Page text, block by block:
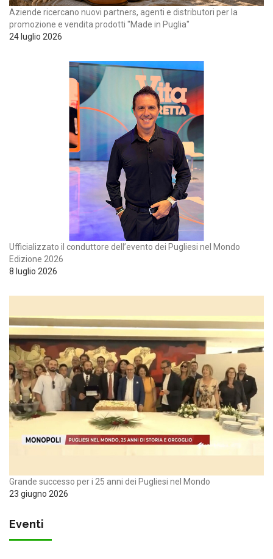
Aziende ricercano nuovi partners, agenti e distributori per la
promozione e vendita prodotti "Made in Puglia"
24 luglio 2026
Ufficializzato il conduttore dell’evento dei Pugliesi nel Mondo
Edizione 2026
8 luglio 2026
Grande successo per i 25 anni dei Pugliesi nel Mondo
23 giugno 2026
Eventi